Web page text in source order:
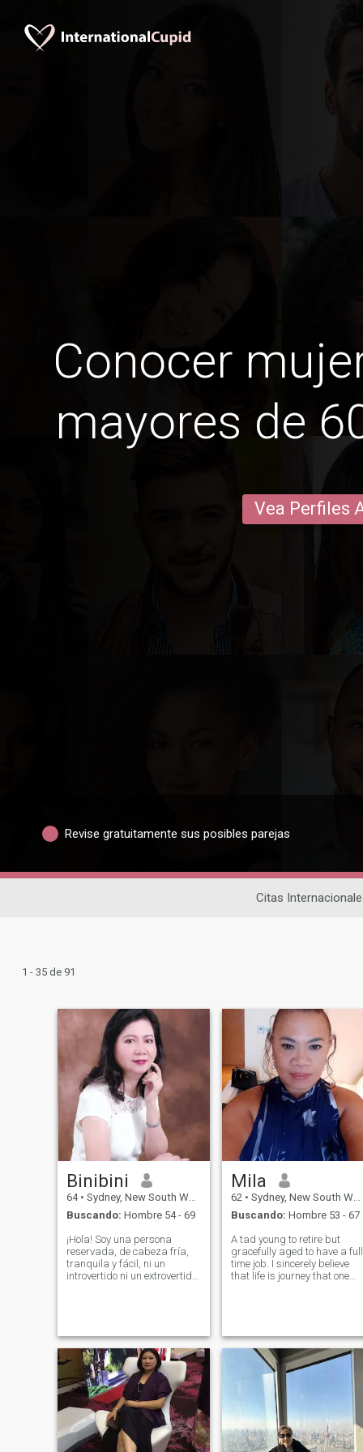
Conocer
mayores de
Vea Perfiles
Revise gratuitamente sus posibles parejas
Citas
1 - 35 de 91
Binibini
64 • Sydney, New South Wales, Australia
Buscando: Hombre 54 - 69
¡Hola! Soy una persona
reservada, de cabeza fría,
tranquila y fácil, ni un
introvertido ni un extrovertido.
responsable, trabajador,
orientado a la familia, hasta
la tierra, honesto, digno de
confianza y será su fiel
amigo y amante. Me gusta
bailar y conocer gente nueva.
Me encantan las fiestas y me
reuno con mi familia y
amigos. También disfruto
escuchando música pop,
Mila
62 • Sydney, New South Wales, Australia
Buscando: Hombre 53 - 67
A tad young to retire but
gracefully aged to have a full
time job. I sincerely believe
that life is journey that one
enjoy with. I